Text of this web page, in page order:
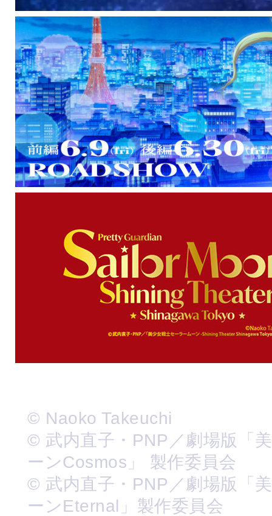
© Naoko Takeuchi
© 武内直子・PNP／劇場版「
ーンCosmos」 製作委員会
© 武内直子・PNP／劇場版「
ーンEternal」製作委員会